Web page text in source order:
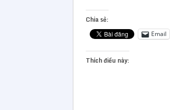
Chia sẻ:
Email
Thích điều này: